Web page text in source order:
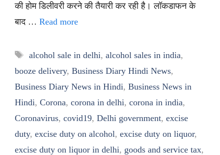
की होम डिलीवरी करने की तैयारी कर रही है। लॉकडाफन के
बाद … Read more
Tags
alcohol sale in delhi, alcohol sales in india,
booze delivery, Business Diary Hindi News,
Business Diary News in Hindi, Business News in
Hindi, Corona, corona in delhi, corona in india,
Coronavirus, covid19, Delhi government, excise
duty, excise duty on alcohol, excise duty on liquor,
excise duty on liquor in delhi, goods and service tax,